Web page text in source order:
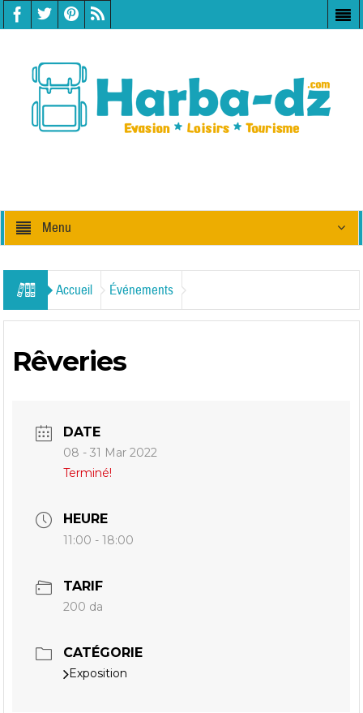
Menu
Accueil Événements
Rêveries
DATE
08 - 31 Mar 2022
Terminé!
HEURE
11:00 - 18:00
TARIF
200 da
CATÉGORIE
Exposition